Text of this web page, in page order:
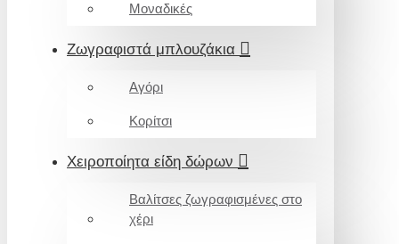
Μοναδικές
Ζωγραφιστά μπλουζάκια
Αγόρι
Κορίτσι
Χειροποίητα είδη δώρων
Βαλίτσες ζωγραφισμένες στο
χέρι